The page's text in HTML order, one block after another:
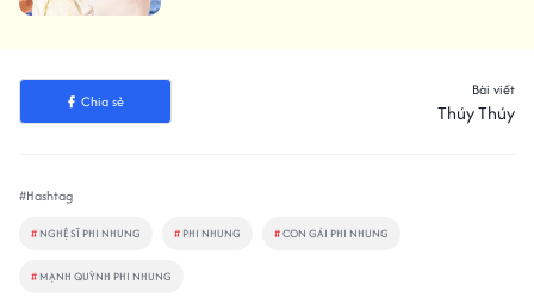
Chia sẻ
Bài viết
Thúy Thúy
#Hashtag
# NGHỆ SĨ PHI NHUNG # PHI NHUNG #CON GÁI PHI NHUNG
# MẠNH QUỲNH PHI NHUNG